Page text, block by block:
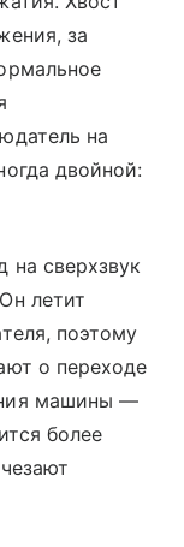
за
на
двойной:
на сверхзвук
летит
поэтому
о переходе
машины —
более